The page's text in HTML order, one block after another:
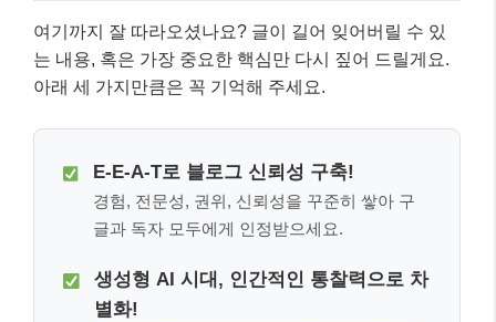
여기까지 잘 따라오셨나요? 글이 길어 잊어버릴 수 있
는 내용, 혹은 가장 중요한 핵심만 다시 짚어 드릴게요.
아래 세 가지만큼은 꼭 기억해 주세요.
E-E-A-T로 블로그 신뢰성 구축!
경험, 전문성, 권위, 신뢰성을 꾸준히 쌓아 구
글과 독자 모두에게 인정받으세요.
생성형 AI 시대, 인간적인 통찰력으로 차
별화!